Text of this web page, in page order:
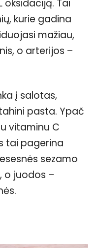
oksidaciją. Tai
kurie gadina
mažiau,
o arterijos –
į salotas,
pasta. Ypač
vitaminu C
tai pagerina
sezamo
o juodos –